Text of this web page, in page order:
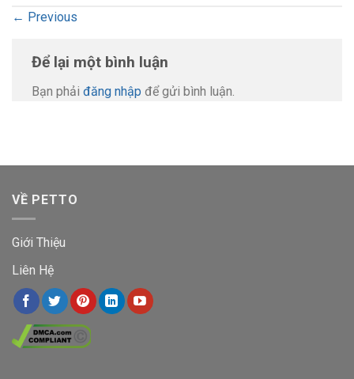
← Previous
Để lại một bình luận
Bạn phải đăng nhập để gửi bình luận.
VỀ PETTO
Giới Thiệu
Liên Hệ